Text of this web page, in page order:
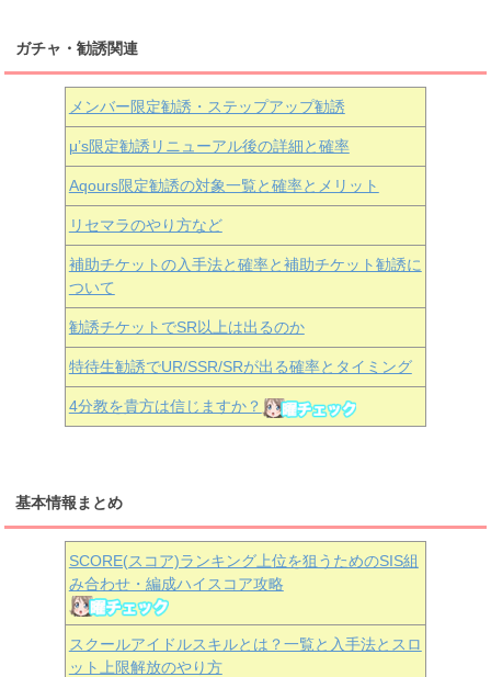
ガチャ・勧誘関連
メンバー限定勧誘・ステップアップ勧誘
μ’s限定勧誘リニューアル後の詳細と確率
Aqours限定勧誘の対象一覧と確率とメリット
リセマラのやり方など
補助チケットの入手法と確率と補助チケット勧誘に
ついて
勧誘チケットでSR以上は出るのか
特待生勧誘でUR/SSR/SRが出る確率とタイミング
4分教を貴方は信じますか？
基本情報まとめ
SCORE(スコア)ランキング上位を狙うためのSIS組
み合わせ・編成ハイスコア攻略
スクールアイドルスキルとは？一覧と入手法とスロ
ット上限解放のやり方